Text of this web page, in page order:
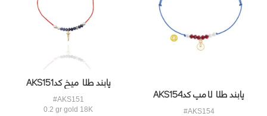
پابند طلا لامپ کدAKS154
#AKS154
پابند طلا میخ کدAKS151
#AKS151
0.2 gr gold 18K